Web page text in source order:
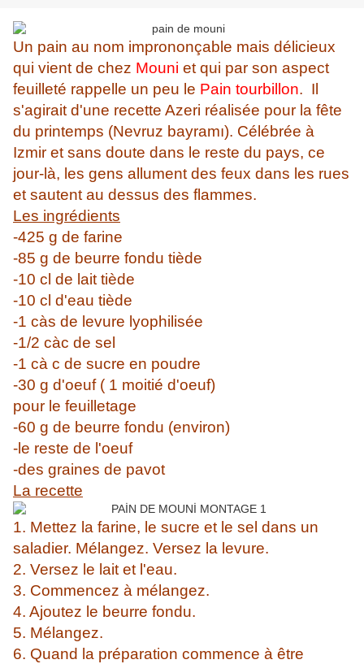
Un pain au nom imprononçable mais délicieux
qui vient de chez Mouni et qui par son aspect
feuilleté rappelle un peu le Pain tourbillon. Il
s'agirait d'une recette Azeri réalisée pour la fête
du printemps (Nevruz bayramı). Célébrée à
Izmir et sans doute dans le reste du pays, ce
jour-là, les gens allument des feux dans les rues
et sautent au dessus des flammes.
Les ingrédients
-425 g de farine
-85 g de beurre fondu tiède
-10 cl de lait tiède
-10 cl d'eau tiède
-1 càs de levure lyophilisée
-1/2 càc de sel
-1 cà c de sucre en poudre
-30 g d'oeuf ( 1 moitié d'oeuf)
pour le feuilletage
-60 g de beurre fondu (environ)
-le reste de l'oeuf
-des graines de pavot
La recette
1. Mettez la farine, le sucre et le sel dans un
saladier. Mélangez. Versez la levure.
2. Versez le lait et l'eau.
3. Commencez à mélangez.
4. Ajoutez le beurre fondu.
5. Mélangez.
6. Quand la préparation commence à être